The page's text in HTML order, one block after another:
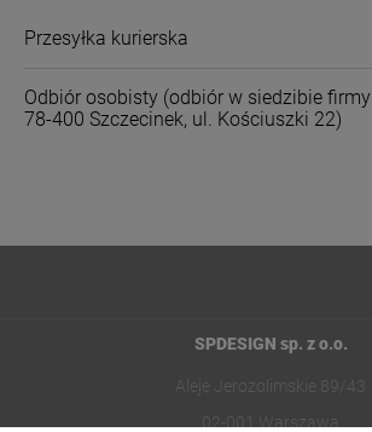
Przesyłka kurierska
Odbiór osobisty (odbiór w siedzibie firmy
78-400 Szczecinek, ul. Kościuszki 22)
SPDESIGN sp. z o.o.
Aleje Jerozolimskie 89/43
02-001 Warszawa